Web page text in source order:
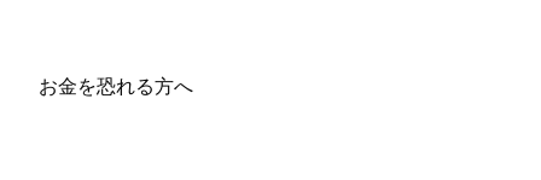
お金を恐れる方へ